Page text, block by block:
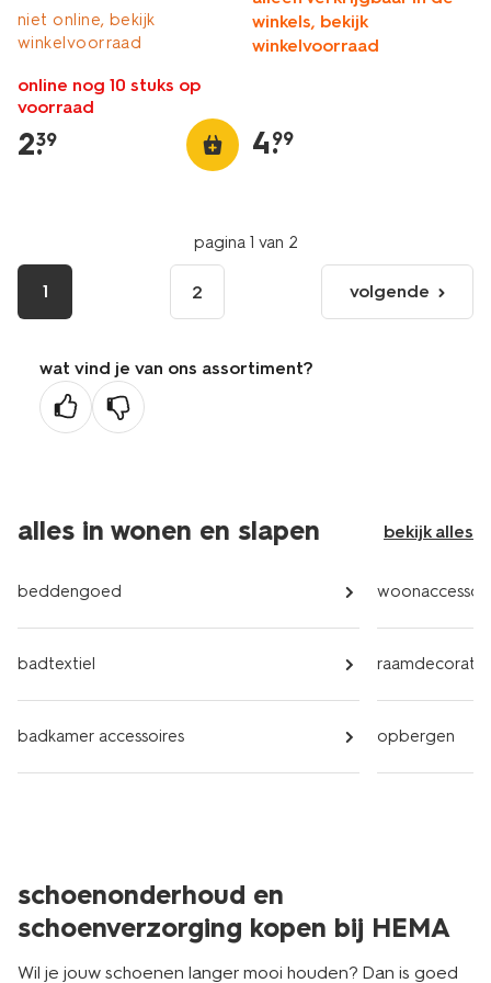
niet online, bekijk
winkelvoorraad
online nog 10 stuks op
voorraad
2.
39
winkels, bekijk
winkelvoorraad
4.
99
pagina 1 van 2
1 2
volgende
pagina
volgende
wat vind je van ons assortiment?
alles in wonen en slapen bekijk alles
beddengoed
badtextiel
badkamer accessoires
raamdecoratie
opbergen
schoenonderhoud en
schoenverzorging kopen bij HEMA
Wil je jouw schoenen langer mooi houden? Dan is goed